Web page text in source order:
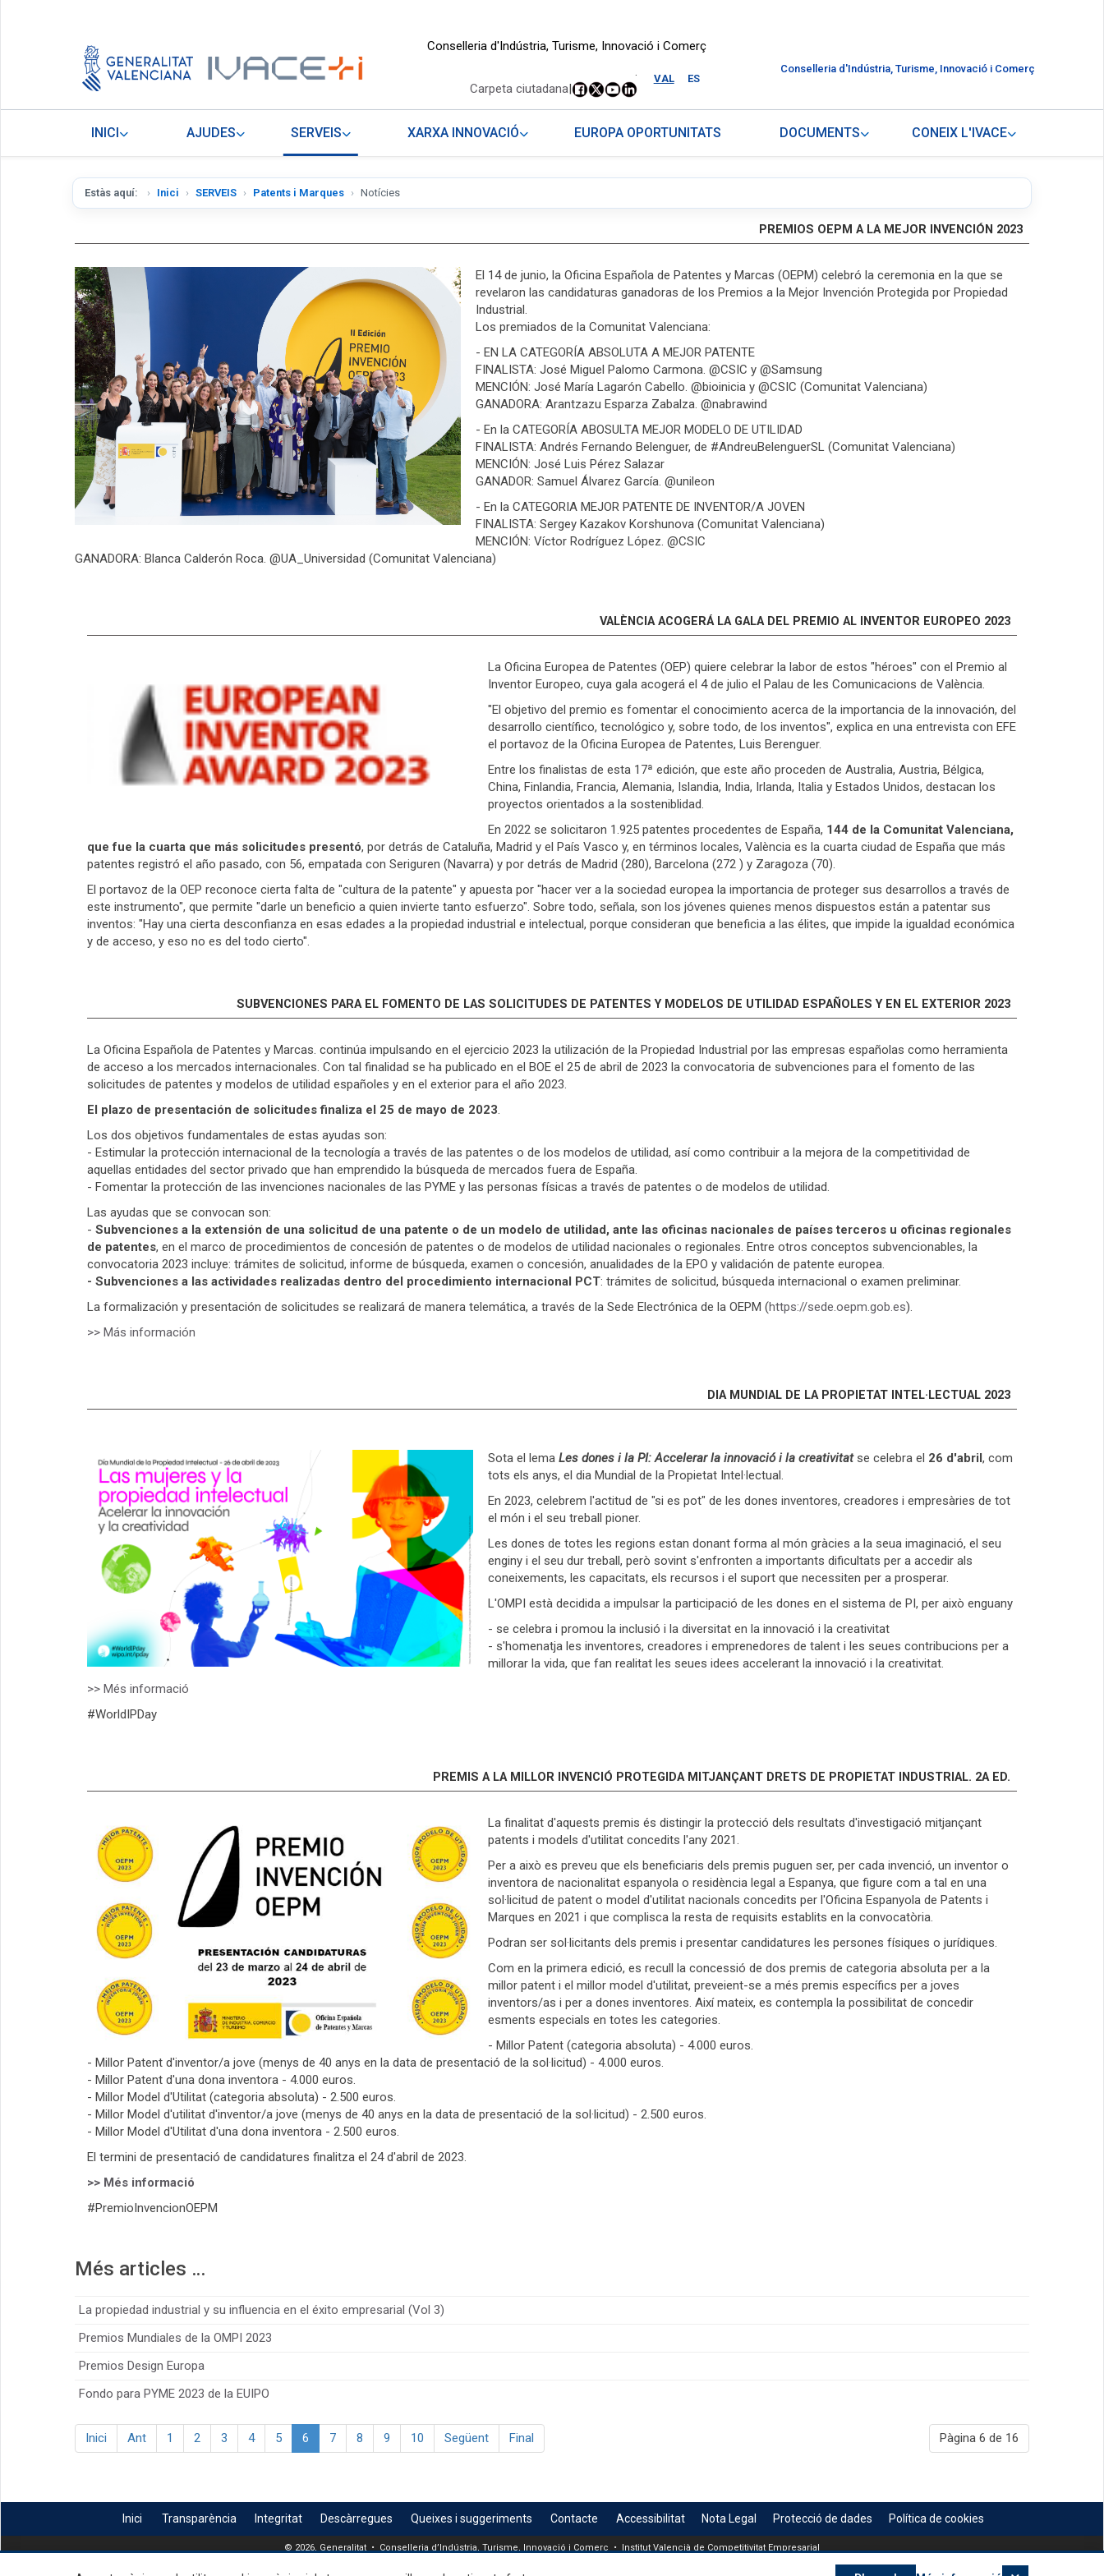
Conselleria d'Indústria, Turisme, Innovació i Comerç
VAL ES
.
Carpeta ciutadana|
Conselleria d'Indústria, Turisme, Innovació i Comerç
INICI AJUDES SERVEIS XARXA INNOVACIÓ EUROPA OPORTUNITATS DOCUMENTS CONEIX L'IVACE
Estàs aquí: Inici SERVEIS Patents i Marques Notícies
PREMIOS OEPM A LA MEJOR INVENCIÓN 2023
El 14 de junio, la Oficina Española de Patentes y Marcas (OEPM) celebró la ceremonia en la que se
revelaron las candidaturas ganadoras de los Premios a la Mejor Invención Protegida por Propiedad
Industrial.
Los premiados de la Comunitat Valenciana:
- EN LA CATEGORÍA ABSOLUTA A MEJOR PATENTE
FINALISTA: José Miguel Palomo Carmona. @CSIC y @Samsung
MENCIÓN: José María Lagarón Cabello. @bioinicia y @CSIC (Comunitat Valenciana)
GANADORA: Arantzazu Esparza Zabalza. @nabrawind
- En la CATEGORÍA ABOSULTA MEJOR MODELO DE UTILIDAD
FINALISTA: Andrés Fernando Belenguer, de #AndreuBelenguerSL (Comunitat Valenciana)
MENCIÓN: José Luis Pérez Salazar
GANADOR: Samuel Álvarez García. @unileon
- En la CATEGORIA MEJOR PATENTE DE INVENTOR/A JOVEN
FINALISTA: Sergey Kazakov Korshunova (Comunitat Valenciana)
MENCIÓN: Víctor Rodríguez López. @CSIC
GANADORA: Blanca Calderón Roca. @UA_Universidad (Comunitat Valenciana)
VALÈNCIA ACOGERÁ LA GALA DEL PREMIO AL INVENTOR EUROPEO 2023
La Oficina Europea de Patentes (OEP) quiere celebrar la labor de estos "héroes" con el Premio al
Inventor Europeo, cuya gala acogerá el 4 de julio el Palau de les Comunicacions de València.
"El objetivo del premio es fomentar el conocimiento acerca de la importancia de la innovación, del
desarrollo científico, tecnológico y, sobre todo, de los inventos", explica en una entrevista con EFE
el portavoz de la Oficina Europea de Patentes, Luis Berenguer.
Entre los finalistas de esta 17ª edición, que este año proceden de Australia, Austria, Bélgica,
China, Finlandia, Francia, Alemania, Islandia, India, Irlanda, Italia y Estados Unidos, destacan los
proyectos orientados a la sosteniblidad.
En 2022 se solicitaron 1.925 patentes procedentes de España, 144 de la Comunitat Valenciana,
que fue la cuarta que más solicitudes presentó, por detrás de Cataluña, Madrid y el País Vasco y, en términos locales, València es la cuarta ciudad de España que más
patentes registró el año pasado, con 56, empatada con Seriguren (Navarra) y por detrás de Madrid (280), Barcelona (272 ) y Zaragoza (70).
El portavoz de la OEP reconoce cierta falta de "cultura de la patente" y apuesta por "hacer ver a la sociedad europea la importancia de proteger sus desarrollos a través de
este instrumento", que permite "darle un beneficio a quien invierte tanto esfuerzo". Sobre todo, señala, son los jóvenes quienes menos dispuestos están a patentar sus
inventos: "Hay una cierta desconfianza en esas edades a la propiedad industrial e intelectual, porque consideran que beneficia a las élites, que impide la igualdad económica
y de acceso, y eso no es del todo cierto".
SUBVENCIONES PARA EL FOMENTO DE LAS SOLICITUDES DE PATENTES Y MODELOS DE UTILIDAD ESPAÑOLES Y EN EL EXTERIOR 2023
La Oficina Española de Patentes y Marcas. continúa impulsando en el ejercicio 2023 la utilización de la Propiedad Industrial por las empresas españolas como herramienta
de acceso a los mercados internacionales. Con tal finalidad se ha publicado en el BOE el 25 de abril de 2023 la convocatoria de subvenciones para el fomento de las
solicitudes de patentes y modelos de utilidad españoles y en el exterior para el año 2023.
El plazo de presentación de solicitudes finaliza el 25 de mayo de 2023.
Los dos objetivos fundamentales de estas ayudas son:
- Estimular la protección internacional de la tecnología a través de las patentes o de los modelos de utilidad, así como contribuir a la mejora de la competitividad de
aquellas entidades del sector privado que han emprendido la búsqueda de mercados fuera de España.
- Fomentar la protección de las invenciones nacionales de las PYME y las personas físicas a través de patentes o de modelos de utilidad.
Las ayudas que se convocan son:
- Subvenciones a la extensión de una solicitud de una patente o de un modelo de utilidad, ante las oficinas nacionales de países terceros u oficinas regionales
de patentes, en el marco de procedimientos de concesión de patentes o de modelos de utilidad nacionales o regionales. Entre otros conceptos subvencionables, la
convocatoria 2023 incluye: trámites de solicitud, informe de búsqueda, examen o concesión, anualidades de la EPO y validación de patente europea.
- Subvenciones a las actividades realizadas dentro del procedimiento internacional PCT: trámites de solicitud, búsqueda internacional o examen preliminar.
La formalización y presentación de solicitudes se realizará de manera telemática, a través de la Sede Electrónica de la OEPM (https://sede.oepm.gob.es).
>> Más información
DIA MUNDIAL DE LA PROPIETAT INTEL·LECTUAL 2023
Sota el lema Les dones i la PI: Accelerar la innovació i la creativitatse celebra el 26 d'abril, com
tots els anys, el dia Mundial de la Propietat Intel·lectual.
En 2023, celebrem l'actitud de "si es pot" de les dones inventores, creadores i empresàries de tot
el món i el seu treball pioner.
Les dones de totes les regions estan donant forma al món gràcies a la seua imaginació, el seu
enginy i el seu dur treball, però sovint s'enfronten a importants dificultats per a accedir als
coneixements, les capacitats, els recursos i el suport que necessiten per a prosperar.
L'OMPI està decidida a impulsar la participació de les dones en el sistema de PI, per això enguany
- se celebra i promou la inclusió i la diversitat en la innovació i la creativitat
- s'homenatja les inventores, creadores i emprenedores de talent i les seues contribucions per a
millorar la vida, que fan realitat les seues idees accelerant la innovació i la creativitat.
>> Més informació
#WorldIPDay
PREMIS A LA MILLOR INVENCIÓ PROTEGIDA MITJANÇANT DRETS DE PROPIETAT INDUSTRIAL. 2A ED.
La finalitat d'aquests premis és distingir la protecció dels resultats d'investigació mitjançant
patents i models d'utilitat concedits l'any 2021.
Per a això es preveu que els beneficiaris dels premis puguen ser, per cada invenció, un inventor o
inventora de nacionalitat espanyola o residència legal a Espanya, que figure com a tal en una
sol·licitud de patent o model d'utilitat nacionals concedits per l'Oficina Espanyola de Patents i
Marques en 2021 i que complisca la resta de requisits establits en la convocatòria.
Podran ser sol·licitants dels premis i presentar candidatures les persones físiques o jurídiques.
Com en la primera edició, es recull la concessió de dos premis de categoria absoluta per a la
millor patent i el millor model d'utilitat, preveient-se a més premis específics per a joves
inventors/as i per a dones inventores. Així mateix, es contempla la possibilitat de concedir
esments especials en totes les categories.
- Millor Patent (categoria absoluta) - 4.000 euros.
- Millor Patent d'inventor/a jove (menys de 40 anys en la data de presentació de la sol·licitud) - 4.000 euros.
- Millor Patent d'una dona inventora - 4.000 euros.
- Millor Model d'Utilitat (categoria absoluta) - 2.500 euros.
- Millor Model d'utilitat d'inventor/a jove (menys de 40 anys en la data de presentació de la sol·licitud) - 2.500 euros.
- Millor Model d'Utilitat d'una dona inventora - 2.500 euros.
El termini de presentació de candidatures finalitza el 24 d'abril de 2023.
>> Més informació
#PremioInvencionOEPM
Més articles …
La propiedad industrial y su influencia en el éxito empresarial (Vol 3)
Premios Mundiales de la OMPI 2023
Premios Design Europa
Fondo para PYME 2023 de la EUIPO
Pàgina 6 de 16
Inici Ant 1 2 3 4 5 6 7 8 9 10 Següent Final
Inici Transparència Integritat Descàrregues Queixes i suggeriments Contacte Accessibilitat Nota Legal Protecció de dades Política de cookies
© 2026, Generalitat • Conselleria d’Indústria, Turisme, Innovació i Comerç • Institut Valencià de Competitivitat Empresarial